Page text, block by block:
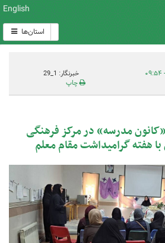
English
استان‌ها
خبرنگار: 1_29
چاپ
مدرسه» در مرکز فرهنگی
هفته گرامیداشت مقام معلم